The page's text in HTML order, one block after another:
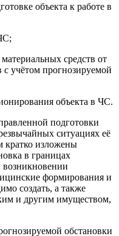
объекта к работе в
средств от
учётом прогнозируемой
объекта в ЧС.
подготовки
ситуациях её
кратко изложены
в границах
формирования и
создать, а также
и другим имуществом,
обстановки